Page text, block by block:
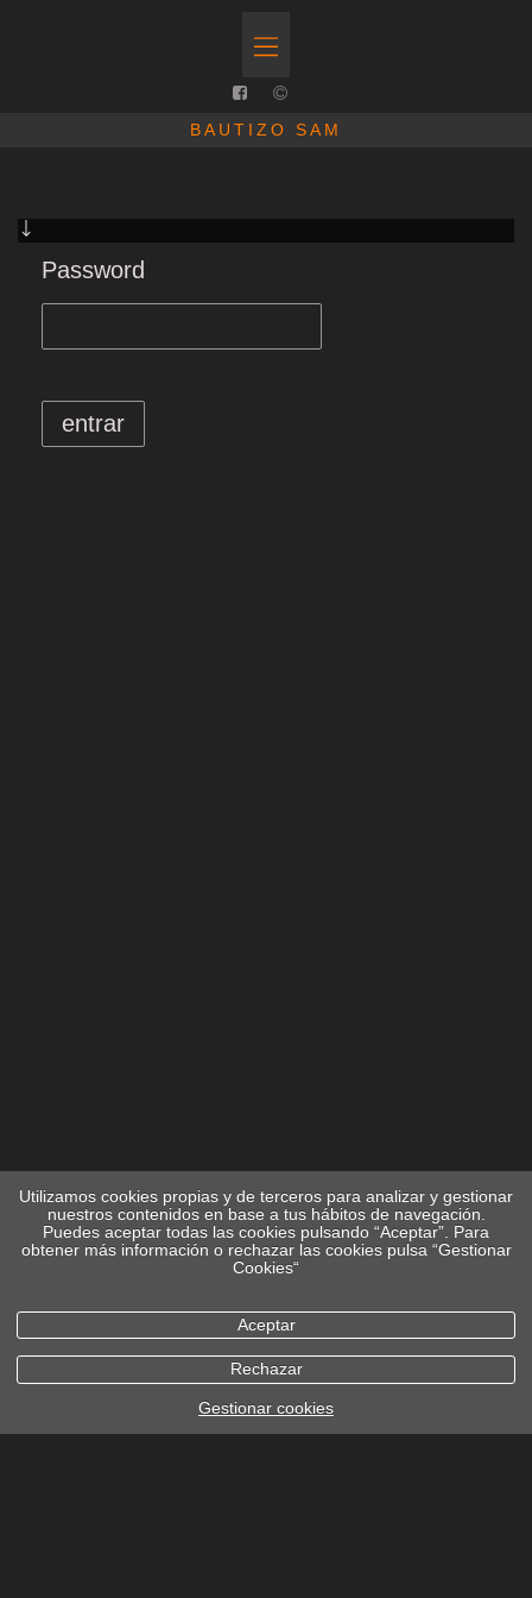
BAUTIZO SAM
Password
Utilizamos cookies propias y de terceros para analizar y gestionar
nuestros contenidos en base a tus hábitos de navegación.
Puedes aceptar todas las cookies pulsando “Aceptar”. Para
obtener más información o rechazar las cookies pulsa “Gestionar
Cookies“
Aceptar
Rechazar
Gestionar cookies